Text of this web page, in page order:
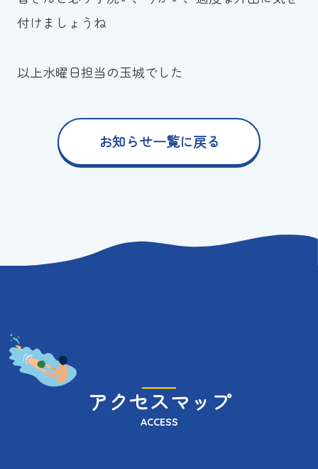
付けましょうね
以上水曜日担当の玉城でした
お知らせ一覧に戻る
アクセスマップ
ACCESS